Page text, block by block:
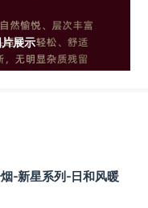
展示
-新星系列-日和风暖